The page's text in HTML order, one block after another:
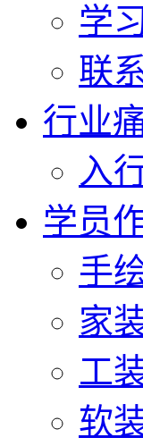
学
联
行业
入
学员
手
家
工
软